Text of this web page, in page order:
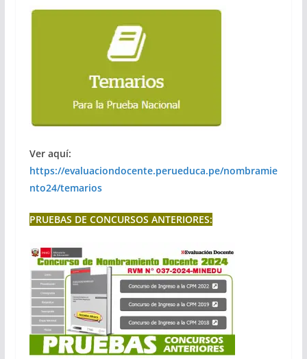
Ver aquí:
https://evaluaciondocente.perueduca.pe/nombramie
nto24/temarios
PRUEBAS DE CONCURSOS ANTERIORES: